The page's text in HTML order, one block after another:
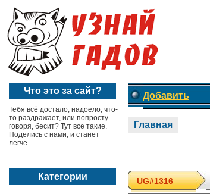
Что это за сайт?
Тебя всё достало, надоело, что-
то раздражает, или попросту
говоря, бесит? Тут все такие.
Поделись с нами, и станет
легче.
Категории
Добавить
Главная
UG#1316